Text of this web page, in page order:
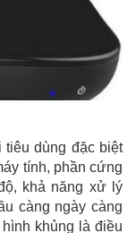
dùng đặc biệt
tính, phần cứng
khả năng xử lý
càng ngày càng
khủng là điều